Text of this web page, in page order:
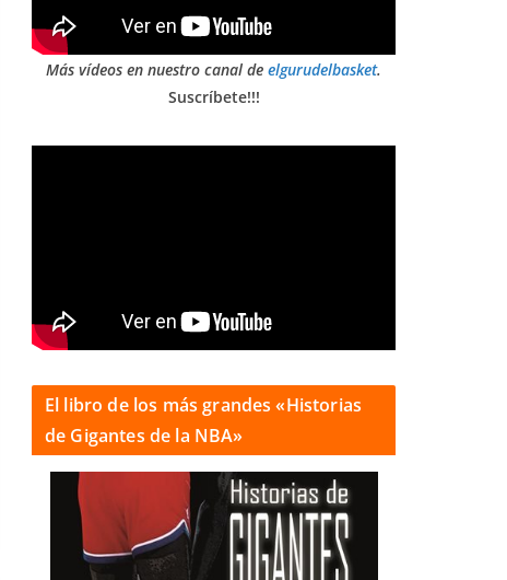
Más vídeos en nuestro canal de elgurudelbasket.
Suscríbete!!!
El libro de los más grandes «Historias
de Gigantes de la NBA»